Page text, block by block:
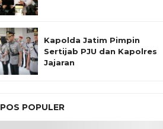
Kapolda Jatim Pimpin
Sertijab PJU dan Kapolres
Jajaran
POS POPULER